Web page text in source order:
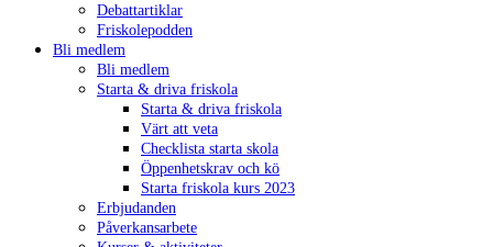
Debattartiklar
Friskolepodden
Bli medlem
Bli medlem
Starta & driva friskola
Starta & driva friskola
Värt att veta
Checklista starta skola
Öppenhetskrav och kö
Starta friskola kurs 2023
Erbjudanden
Påverkansarbete